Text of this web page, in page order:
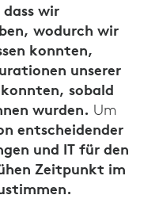
wir
wodurch wir
konnten,
unserer
sobald
wurden. Um
entscheidender
und IT für den
Zeitpunkt im